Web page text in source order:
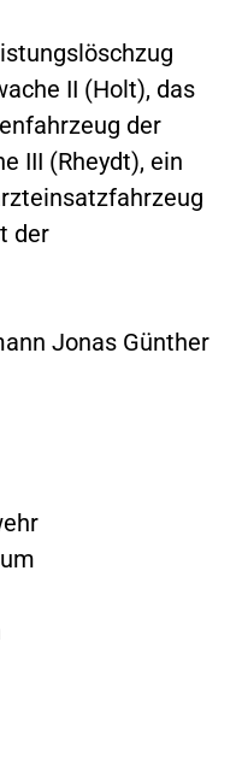
II (Holt), das
der
III (Rheydt), ein
der
Jonas Günther